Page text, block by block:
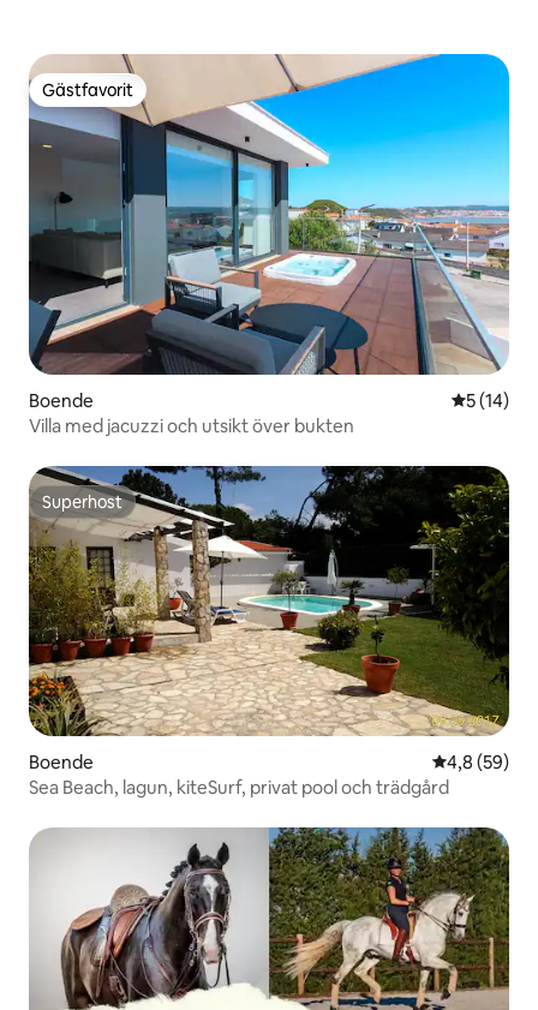
Gästfavorit
Gästfavorit
Boende 5 av 5 i
5 (14)
Villa med jacuzzi och utsikt över bukten
Superhost
Superhost
Boende 4,8 av 5 i
4,8 (59)
Sea Beach, lagun, kiteSurf, privat pool och trädgård